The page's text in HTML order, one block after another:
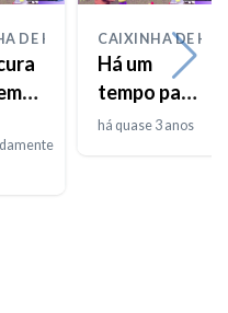
DE HISTÓRIASCAIXINHA DE
Há um
tempo para
tudo
há quase 3 anos